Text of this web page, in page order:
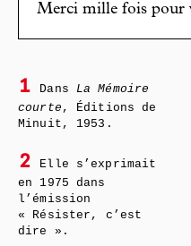
Merci mille fois pour
1 Dans La Mémoire
courte , Éditions de
Minuit, 1953.
2
Elle s’exprimait
en 1975 dans
l’émission
« Résister, c’est
dire ».